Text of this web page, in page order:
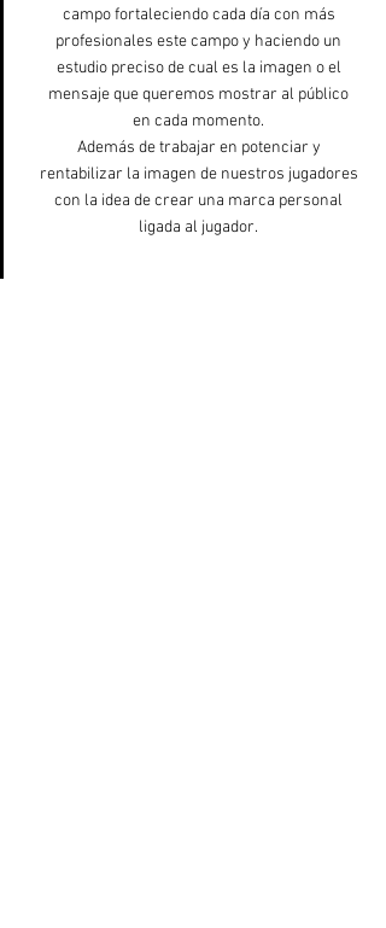
campo fortaleciendo cada día con más
profesionales este campo y haciendo un
estudio preciso de cual es la imagen o el
mensaje que queremos mostrar al público
en cada momento.
Además de trabajar en potenciar y
rentabilizar la imagen de nuestros jugadores
con la idea de crear una marca personal
ligada al jugador.